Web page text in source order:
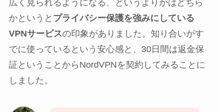
広く見られるようになる、というよりかはどちら
かというと プライバシー保護を強みにしている
VPNサービスの印象がありました。知り合いがす
でに使っているという安心感と、30日間は返金保
証ということからNordVPNを契約してみることに
しました。